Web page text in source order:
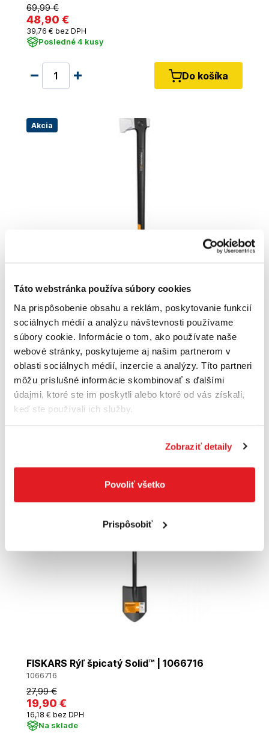
Táto webstránka používa súbory cookies
Na prispôsobenie obsahu a reklám, poskytovanie funkcií
sociálnych médií a analýzu návštevnosti používame
súbory cookie. Informácie o tom, ako používate naše
webové stránky, poskytujeme aj našim partnerom v
oblasti sociálnych médií, inzercie a analýzy. Títo partneri
môžu príslušné informácie skombinovať s ďalšími
údajmi, ktoré ste im poskytli alebo ktoré od vás získali,
keď ste používali ich služby.
Zobraziť detaily
Povoliť všetko
Prispôsobiť
69,99 €
48,90 €
39,76 € bez DPH
Posledné 4 kusy
Do košíka
Akcia
FISKARS Sekera štiepacia X-series™ (L) X36 |
1069109
1069109
107,99 €
73,90 €
60 ,08 €bez DPH
Na sklade
FISKARS Rýľ špicatý Solid™ | 1066716
1066716
27,99 €
19,90 €
16,18 € bez DPH
Na sklade